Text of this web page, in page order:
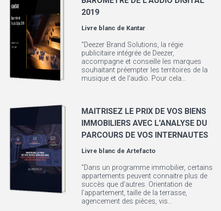
2019
Livre blanc de Kantar
"Deezer Brand Solutions, la régie
publicitaire intégrée de Deezer,
accompagne et conseille les marques
souhaitant préempter les territoires de la
musique et de l'audio. Pour cela...
MAITRISEZ LE PRIX DE VOS BIENS
IMMOBILIERS AVEC L'ANALYSE DU
PARCOURS DE VOS INTERNAUTES
Livre blanc de Artefacto
"Dans un programme immobilier, certains
appartements peuvent connaitre plus de
succès que d’autres. Orientation de
l’appartement, taille de la terrasse,
agencement des pièces, vis...